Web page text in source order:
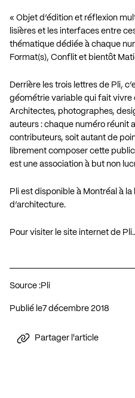
« Objet d’édition et réflexion
lisières et les interfaces entre
thématique dédiée à chaque
Format(s), Conflit et bientôt
Derrière les trois lettres de Pli,
géométrie variable qui fait vivre
Architectes, photographes,
auteurs : chaque numéro réunit
contributeurs, soit autant de
librement composer cette
est une association à but non
Pli est disponible à Montréal à
d’architecture.
Pour visiter le site internet de
Source :Pli
Publié le 7 décembre 2018
Partager l'article